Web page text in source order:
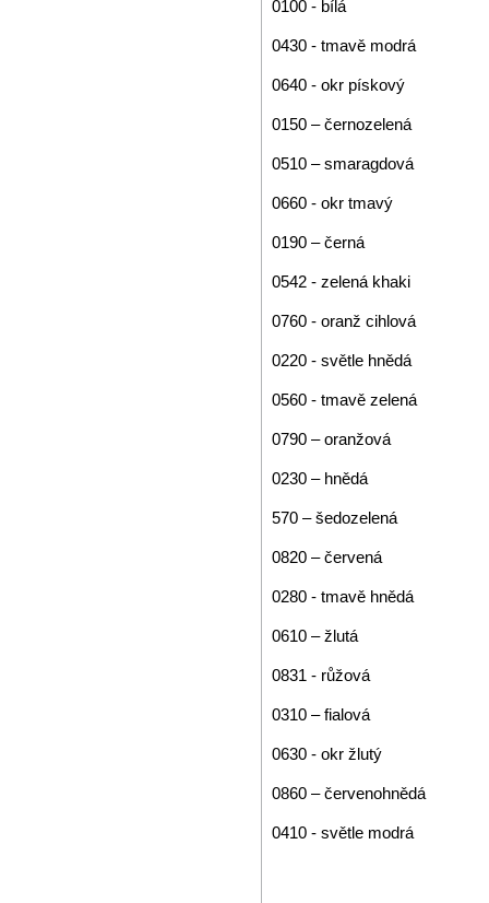
0100 - bílá
0430 - tmavě modrá
0640 - okr pískový
0150 – černozelená
0510 – smaragdová
0660 - okr tmavý
0190 – černá
0542 - zelená khaki
0760 - oranž cihlová
0220 - světle hnědá
0560 - tmavě zelená
0790 – oranžová
0230 – hnědá
570 – šedozelená
0820 – červená
0280 - tmavě hnědá
0610 – žlutá
0831 - růžová
0310 – fialová
0630 - okr žlutý
0860 – červenohnědá
0410 - světle modrá